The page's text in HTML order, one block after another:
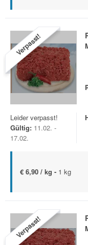
Verpasst!
Leider verpasst!
Gültig: 11.02. -
17.02.
€ 6,90 / kg - 1 kg
Verpasst!